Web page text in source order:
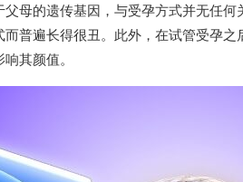
母的遗传基因，与受孕方式并无任
普遍长得很丑。此外，在试管受孕
其颜值。